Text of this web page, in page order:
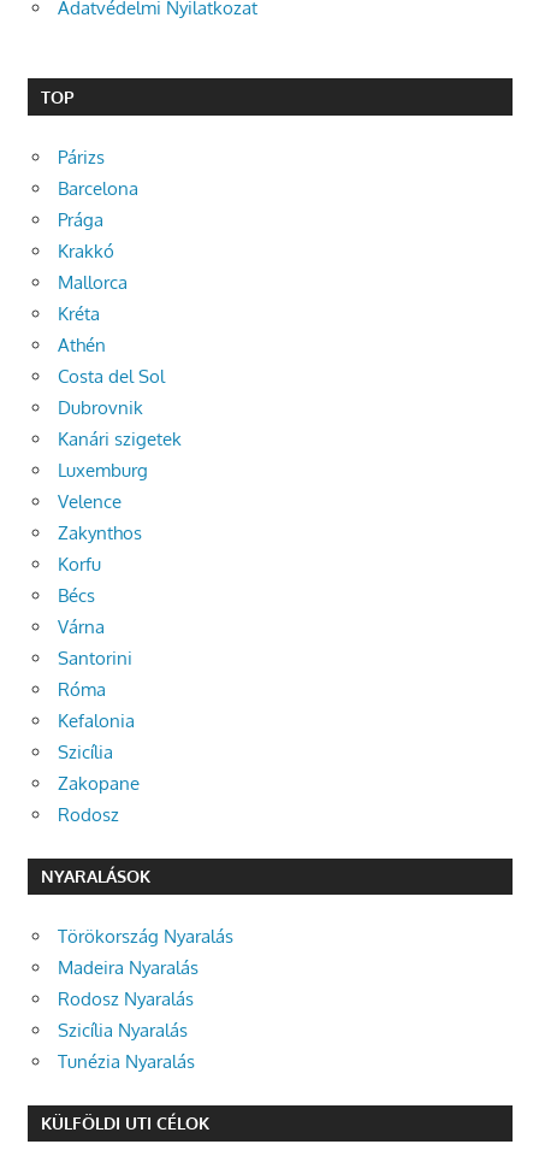
Adatvédelmi Nyilatkozat
TOP
Párizs
Barcelona
Prága
Krakkó
Mallorca
Kréta
Athén
Costa del Sol
Dubrovnik
Kanári szigetek
Luxemburg
Velence
Zakynthos
Korfu
Bécs
Várna
Santorini
Róma
Kefalonia
Szicília
Zakopane
Rodosz
NYARALÁSOK
Törökország Nyaralás
Madeira Nyaralás
Rodosz Nyaralás
Szicília Nyaralás
Tunézia Nyaralás
KÜLFÖLDI UTI CÉLOK